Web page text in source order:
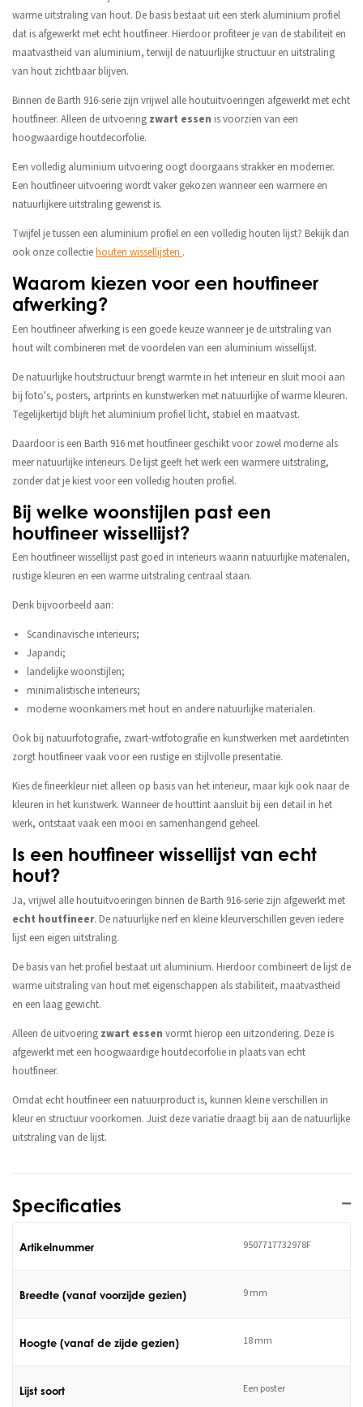
warme uitstraling van hout. De basis bestaat uit een sterk aluminium profiel
dat is afgewerkt met echt houtfineer. Hierdoor profiteer je van de stabiliteit en
maatvastheid van aluminium, terwijl de natuurlijke structuur en uitstraling
van hout zichtbaar blijven.
Binnen de Barth 916-serie zijn vrijwel alle houtuitvoeringen afgewerkt met echt
houtfineer. Alleen de uitvoering zwart essen is voorzien van een
hoogwaardige houtdecorfolie.
Een volledig aluminium uitvoering oogt doorgaans strakker en moderner.
Een houtfineer uitvoering wordt vaker gekozen wanneer een warmere en
natuurlijkere uitstraling gewenst is.
Twijfel je tussen een aluminium profiel en een volledig houten lijst? Bekijk dan
ook onze collectiehouten wissellijsten .
Waarom kiezen voor een houtfineer
afwerking?
Een houtfineer afwerking is een goede keuze wanneer je de uitstraling van
hout wilt combineren met de voordelen van een aluminium wissellijst.
De natuurlijke houtstructuur brengt warmte in het interieur en sluit mooi aan
bij foto's, posters, artprints en kunstwerken met natuurlijke of warme kleuren.
Tegelijkertijd blijft het aluminium profiel licht, stabiel en maatvast.
Daardoor is een Barth 916 met houtfineer geschikt voor zowel moderne als
meer natuurlijke interieurs. De lijst geeft het werk een warmere uitstraling,
zonder dat je kiest voor een volledig houten profiel.
Bij welke woonstijlen past een
houtfineer wissellijst?
Een houtfineer wissellijst past goed in interieurs waarin natuurlijke materialen,
rustige kleuren en een warme uitstraling centraal staan.
Denk bijvoorbeeld aan:
Scandinavische interieurs;
Japandi;
landelijke woonstijlen;
minimalistische interieurs;
moderne woonkamers met hout en andere natuurlijke materialen.
Ook bij natuurfotografie, zwart-witfotografie en kunstwerken met aardetinten
zorgt houtfineer vaak voor een rustige en stijlvolle presentatie.
Kies de fineerkleur niet alleen op basis van het interieur, maar kijk ook naar de
kleuren in het kunstwerk. Wanneer de houttint aansluit bij een detail in het
werk, ontstaat vaak een mooi en samenhangend geheel.
Is een houtfineer wissellijst van echt
hout?
Ja, vrijwel alle houtuitvoeringen binnen de Barth 916-serie zijn afgewerkt met
echt houtfineer. De natuurlijke nerf en kleine kleurverschillen geven iedere
lijst een eigen uitstraling.
De basis van het profiel bestaat uit aluminium. Hierdoor combineert de lijst de
warme uitstraling van hout met eigenschappen als stabiliteit, maatvastheid
en een laag gewicht.
Alleen de uitvoering zwart essen vormt hierop een uitzondering. Deze is
afgewerkt met een hoogwaardige houtdecorfolie in plaats van echt
houtfineer.
Omdat echt houtfineer een natuurproduct is, kunnen kleine verschillen in
kleur en structuur voorkomen. Juist deze variatie draagt bij aan de natuurlijke
uitstraling van de lijst.
Specificaties
Artikelnummer 9507717732978F
Breedte (vanaf voorzijde gezien) 9 mm
Hoogte (vanaf de zijde gezien) 18 mm
Lijst soort Een poster